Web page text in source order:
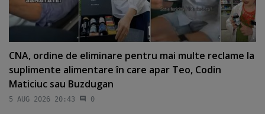
CNA, ordine de eliminare pentru mai multe reclame la
suplimente alimentare în care apar Teo, Codin
Maticiuc sau Buzdugan
5 AUG 2026 20:43 0